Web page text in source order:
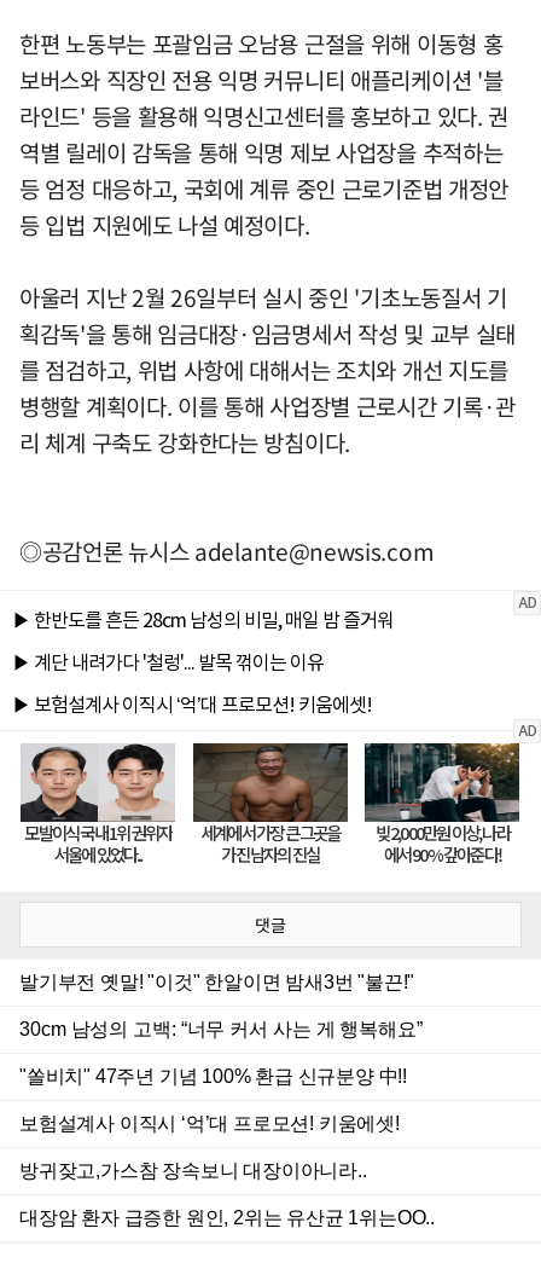
한편 노동부는 포괄임금 오남용 근절을 위해 이동형 홍
보버스와 직장인 전용 익명 커뮤니티 애플리케이션 '블
라인드' 등을 활용해 익명신고센터를 홍보하고 있다. 권
역별 릴레이 감독을 통해 익명 제보 사업장을 추적하는
등 엄정 대응하고, 국회에 계류 중인 근로기준법 개정안
등 입법 지원에도 나설 예정이다.
아울러 지난 2월 26일부터 실시 중인 '기초노동질서 기
획감독'을 통해 임금대장·임금명세서 작성 및 교부 실태
를 점검하고, 위법 사항에 대해서는 조치와 개선 지도를
병행할 계획이다. 이를 통해 사업장별 근로시간 기록·관
리 체계 구축도 강화한다는 방침이다.
◎공감언론 뉴시스adelante@newsis.com
댓글